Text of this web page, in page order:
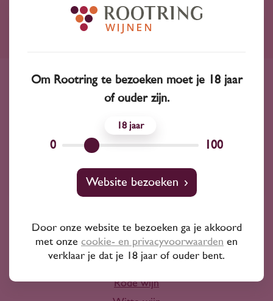
Advies nodig?
Wijnprofessionals
10+ jaar ervaring
Wijn
Rode wijn
Om Rootring te bezoeken moet je 18 jaar
of ouder zijn.
0
18
100
Website bezoeken
Door onze website te bezoeken ga je akkoord
met onze cookie- en privacyvoorwaarden en
verklaar je dat je 18 jaar of ouder bent.